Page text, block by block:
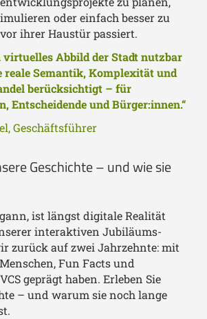
oder einfach besser zu
ihrer Haustür passiert.
Abbild der Stadt nutzbar
reale Semantik, Komplexität und
berücksichtigt – für
Entscheidende und Bürger:innen.“
Geschäftsführer
Geschichte – und wie sie
ist längst digitale Realität
interaktiven Jubiläums-
zurück auf zwei Jahrzehnte: mit
Fun Facts und
geprägt haben. Erleben Sie
– und warum sie noch lange